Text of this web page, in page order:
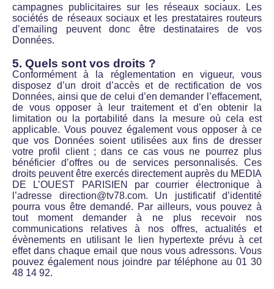
campagnes publicitaires sur les réseaux sociaux. Les
sociétés de réseaux sociaux et les prestataires routeurs
d’emailing peuvent donc être destinataires de vos
Données.
5. Quels sont vos droits ?
Conformément à la réglementation en vigueur, vous
disposez d’un droit d’accès et de rectification de vos
Données, ainsi que de celui d’en demander l’effacement,
de vous opposer à leur traitement et d’en obtenir la
limitation ou la portabilité dans la mesure où cela est
applicable. Vous pouvez également vous opposer à ce
que vos Données soient utilisées aux fins de dresser
votre profil client ; dans ce cas vous ne pourrez plus
bénéficier d’offres ou de services personnalisés. Ces
droits peuvent être exercés directement auprès du MEDIA
DE L’OUEST PARISIEN par courrier électronique à
l’adresse direction@tv78.com. Un justificatif d’identité
pourra vous être demandé. Par ailleurs, vous pouvez à
tout moment demander à ne plus recevoir nos
communications relatives à nos offres, actualités et
évènements en utilisant le lien hypertexte prévu à cet
effet dans chaque email que nous vous adressons. Vous
pouvez également nous joindre par téléphone au 01 30
48 14 92.